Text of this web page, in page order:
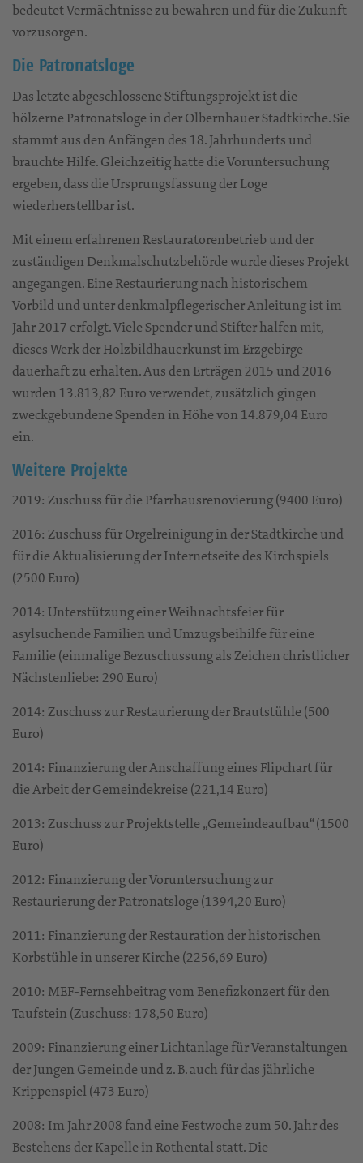
bedeutet Vermächtnisse zu bewahren und für die Zukunft
vorzusorgen.
Die Patronatsloge
Das letzte abgeschlossene Stiftungsprojekt ist die
hölzerne Patronatsloge in der Olbernhauer Stadtkirche. Sie
stammt aus den Anfängen des 18. Jahrhunderts und
brauchte Hilfe. Gleichzeitig hatte die Voruntersuchung
ergeben, dass die Ursprungsfassung der Loge
wiederherstellbar ist.
Mit einem erfahrenen Restauratorenbetrieb und der
zuständigen Denkmalschutzbehörde wurde dieses Projekt
angegangen. Eine Restaurierung nach historischem
Vorbild und unter denkmalpflegerischer Anleitung ist im
Jahr 2017 erfolgt. Viele Spender und Stifter halfen mit,
dieses Werk der Holzbildhauerkunst im Erzgebirge
dauerhaft zu erhalten. Aus den Erträgen 2015 und 2016
wurden 13.813,82 Euro verwendet, zusätzlich gingen
zweckgebundene Spenden in Höhe von 14.879,04 Euro
ein.
Weitere Projekte
2019: Zuschuss für die Pfarrhausrenovierung (9400 Euro)
2016: Zuschuss für Orgelreinigung in der Stadtkirche und
für die Aktualisierung der Internetseite des Kirchspiels
(2500 Euro)
2014: Unterstützung einer Weihnachtsfeier für
asylsuchende Familien und Umzugsbeihilfe für eine
Familie (einmalige Bezuschussung als Zeichen christlicher
Nächstenliebe: 290 Euro)
2014: Zuschuss zur Restaurierung der Brautstühle (500
Euro)
2014: Finanzierung der Anschaffung eines Flipchart für
die Arbeit der Gemeindekreise (221,14 Euro)
2013: Zuschuss zur Projektstelle „Gemeindeaufbau“ (1500
Euro)
2012: Finanzierung der Voruntersuchung zur
Restaurierung der Patronatsloge (1394,20 Euro)
2011: Finanzierung der Restauration der historischen
Korbstühle in unserer Kirche (2256,69 Euro)
2010: MEF-Fernsehbeitrag vom Benefizkonzert für den
Taufstein (Zuschuss: 178,50 Euro)
2009: Finanzierung einer Lichtanlage für Veranstaltungen
der Jungen Gemeinde und z. B. auch für das jährliche
Krippenspiel (473 Euro)
2008: Im Jahr 2008 fand eine Festwoche zum 50. Jahr des
Bestehens der Kapelle in Rothental statt. Die